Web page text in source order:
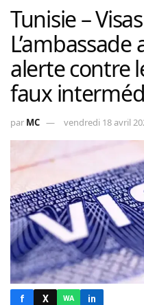
Tunisie –
alerte contre
faux
par MC vendredi 18 avril
f X WA in